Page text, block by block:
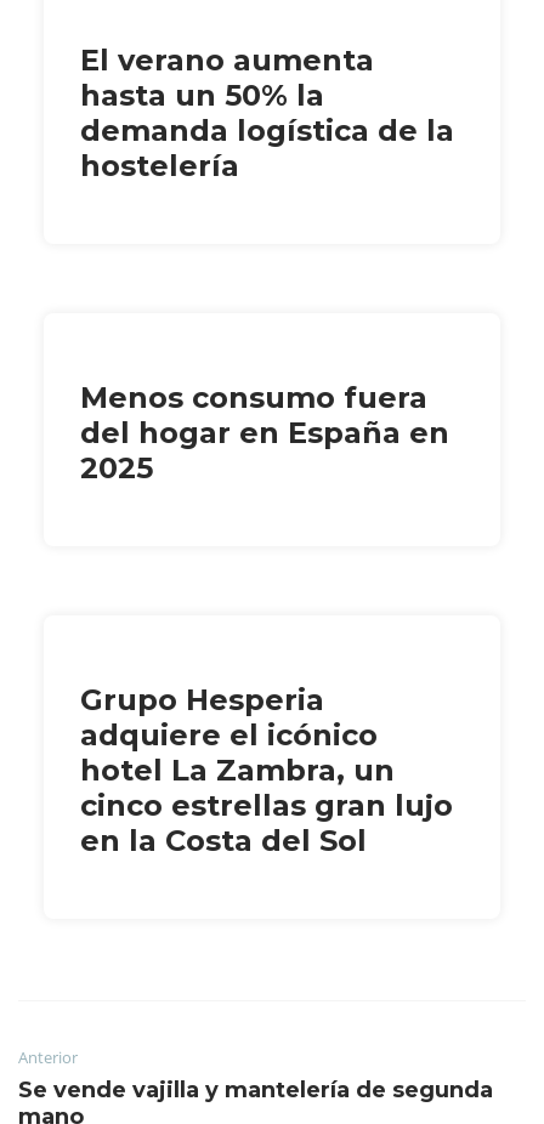
El verano aumenta
hasta un 50% la
demanda logística de la
hostelería
Menos consumo fuera
del hogar en España en
2025
Grupo Hesperia
adquiere el icónico
hotel La Zambra, un
cinco estrellas gran lujo
en la Costa del Sol
Anterior
Se vende vajilla y mantelería de segunda
mano